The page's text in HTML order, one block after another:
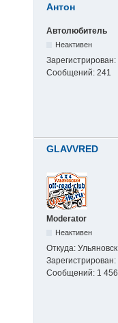
Антон
Автолюбитель
Неактивен
Зарегистрирован:
Сообщений: 241
GLAVVRED
Moderator
Неактивен
Откуда: Ульяновск
Зарегистрирован:
Сообщений: 1 456